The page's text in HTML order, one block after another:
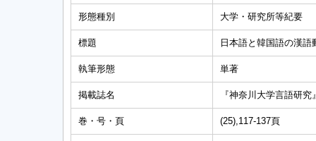
形態種別 大学・研究所等紀要
標題 日本語と韓国語の漢
執筆形態 単著
掲載誌名 『神奈川大学言語研
巻・号・頁 (25),117-137頁